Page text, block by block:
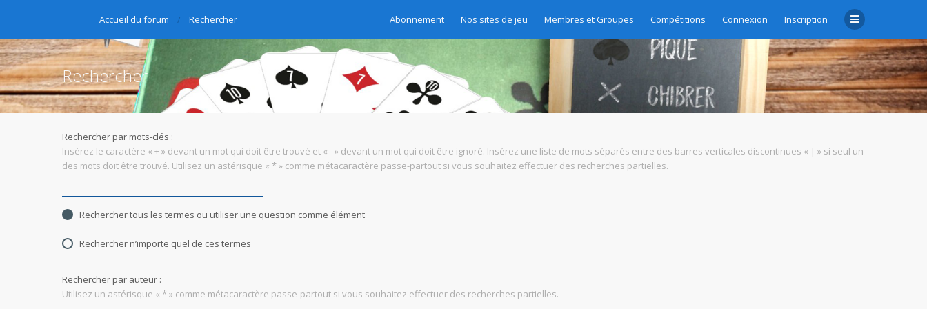
Abonnement Nos sites de jeu Membres et Groupes Compétitions Connexion Inscription
Accueil du forum Rechercher
Rechercher
Rechercher par mots-clés :
Insérez le caractère « + » devant un mot qui doit être trouvé et « - » devant un mot qui doit être ignoré. Insérez une liste de mots séparés entre des barres verticales discontinues « | » si seul un
des mots doit être trouvé. Utilisez un astérisque « * » comme métacaractère passe-partout si vous souhaitez effectuer des recherches partielles.
Rechercher tous les termes ou utiliser une question comme élément
Rechercher n’importe quel de ces termes
Rechercher par auteur :
Utilisez un astérisque « * » comme métacaractère passe-partout si vous souhaitez effectuer des recherches partielles.